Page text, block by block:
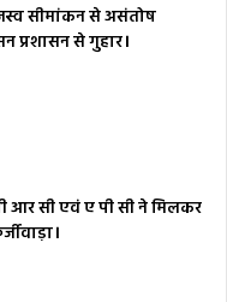
सीमांकन से असंतोष
प्रशासन से गुहार।
आर सी एवं ए पी सी ने मिलकर